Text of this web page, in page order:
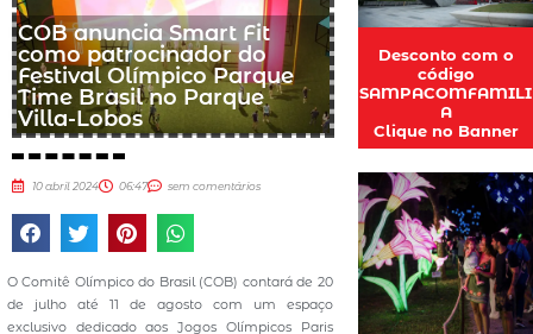
COB anuncia Smart Fit
como patrocinador do
Festival Olímpico Parque
Time Brasil no Parque
Villa-Lobos
10 abril 2024 06:47 sem comentários
O Comitê Olímpico do Brasil (COB) contará de 20
de julho até 11 de agosto com um espaço
exclusivo dedicado aos Jogos Olímpicos Paris
Desconto com o
código
SAMPACOMFAMILI
A
Clique no Banner